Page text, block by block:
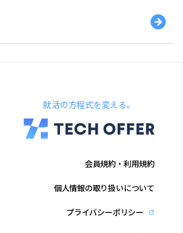
就活の方程式を変える。
会員規約・利用規約
個人情報の取り扱いについて
プライバシーポリシー